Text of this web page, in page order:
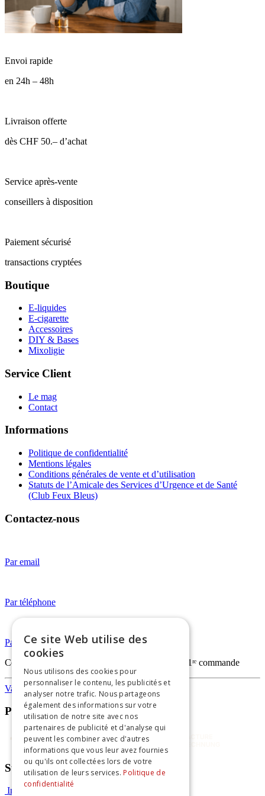
Envoi rapide
en 24h – 48h
Livraison offerte
dès CHF 50.– d’achat
Service après-vente
conseillers à disposition
Paiement sécurisé
transactions cryptées
Boutique
E-liquides
E-cigarette
Accessoires
DIY & Bases
Mixoligie
Service Client
Le mag
Contact
Informations
Politique de confidentialité
Mentions légales
Conditions générales de vente et d’utilisation
Statuts de l’Amicale des Services d’Urgence et de Santé
(Club Feux Bleus)
Contactez-nous
Par email
Par téléphone
Par WhatsApp
Code
— -20% sur votre 1ʳᵉ commande
Vapothèque
Paiements sécurisés
Suivez-nous
Instagram
Ce site Web utilise des
cookies
Nous utilisons des cookies pour
personnaliser le contenu, les publicités et
analyser notre trafic. Nous partageons
également des informations sur votre
utilisation de notre site avec nos
partenaires de publicité et d'analyse qui
peuvent les combiner avec d'autres
informations que vous leur avez fournies
ou qu'ils ont collectées lors de votre
utilisation de leurs services. Politique de
confidentialité